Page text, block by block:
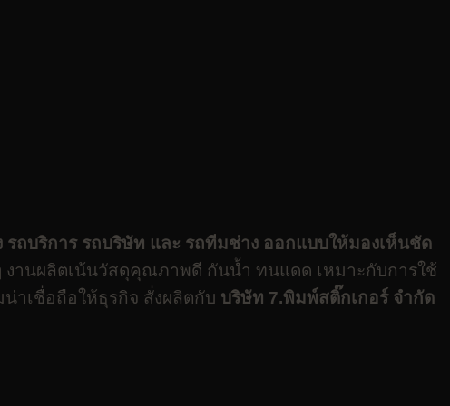
ถบริการ รถบริษัท และ รถทีมช่าง ออกแบบให้มองเห็นชัด
านผลิตเน้นวัสดุคุณภาพดี กันน้ำ ทนแดด เหมาะกับการใช้
าเชื่อถือให้ธุรกิจ สั่งผลิตกับ บริษัท 7.พิมพ์สติ๊กเกอร์ จำกัด